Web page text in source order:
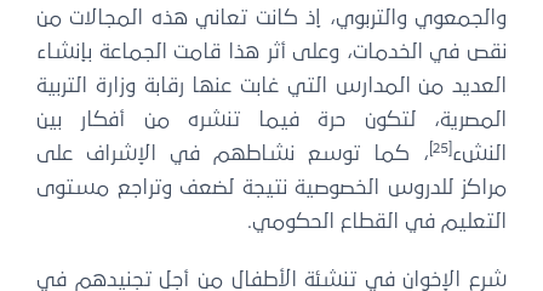
والجمعوي والتربوي، إذ كانت تعاني هذه المجالات من
نقص في الخدمات، وعلى أثر هذا قامت الجماعة بإنشاء
العديد من المدارس التي غابت عنها رقابة وزارة التربية
المصرية، لتكون حرة فيما تنشره من أفكار بين
النشء
، كما توسع نشاطهم في الإشراف على
مراكز للدروس الخصوصية نتيجة لضعف وتراجع مستوى
التعليم في القطاع الحكومي.
شرع الإخوان في تنشئة الأطفال من أجل تجنيدهم في